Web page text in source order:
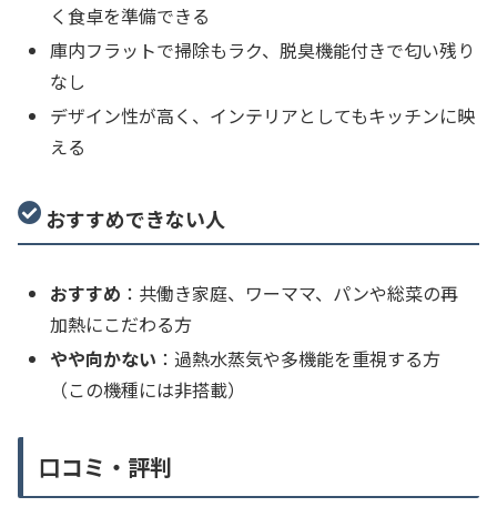
く食卓を準備できる
庫内フラットで掃除もラク、脱臭機能付きで匂い残り
なし
デザイン性が高く、インテリアとしてもキッチンに映
える
おすすめできない人
おすすめ ：共働き家庭、ワーママ、パンや総菜の再
加熱にこだわる方
やや向かない ：過熱水蒸気や多機能を重視する方
（この機種には非搭載）
口コミ・評判